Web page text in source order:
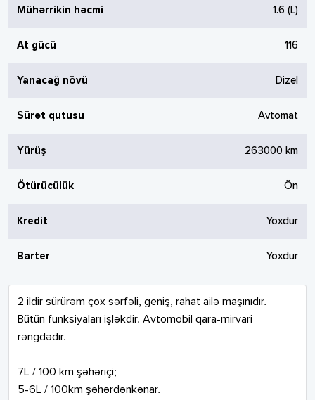
Mühərrikin həcmi 1.6 (L)
At gücü 116
Yanacağ növü Dizel
Sürət qutusu Avtomat
Yürüş 263000 km
Ötürücülük Ön
Kredit Yoxdur
Barter Yoxdur
2 ildir sürürəm çox sərfəli, geniş, rahat ailə maşınıdır.
Bütün funksiyaları işləkdir. Avtomobil qara-mirvari
rəngdədir.
7L / 100 km şəhəriçi;
5-6L / 100km şəhərdənkənar.